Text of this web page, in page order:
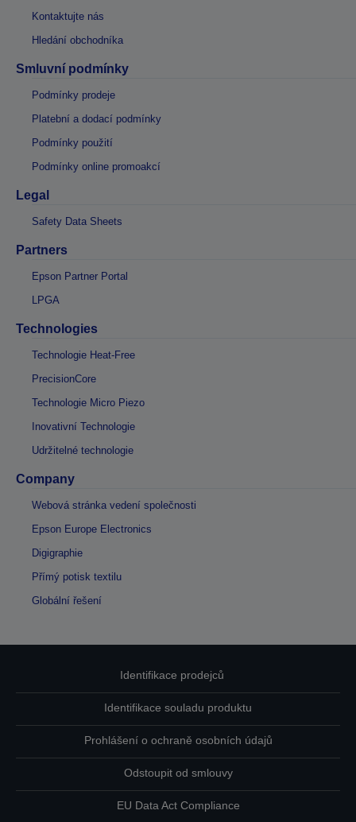
Kontaktujte nás
Hledání obchodníka
Smluvní podmínky
Podmínky prodeje
Platební a dodací podmínky
Podmínky použití
Podmínky online promoakcí
Legal
Safety Data Sheets
Partners
Epson Partner Portal
LPGA
Technologies
Technologie Heat-Free
PrecisionCore
Technologie Micro Piezo
Inovativní Technologie
Udržitelné technologie
Company
Webová stránka vedení společnosti
Epson Europe Electronics
Digigraphie
Přímý potisk textilu
Globální řešení
Identifikace prodejců
Identifikace souladu produktu
Prohlášení o ochraně osobních údajů
Odstoupit od smlouvy
EU Data Act Compliance